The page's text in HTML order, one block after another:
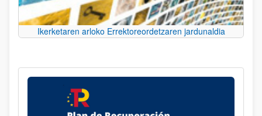
Ikerketaren arloko Errektoreordetzaren jardunaldia